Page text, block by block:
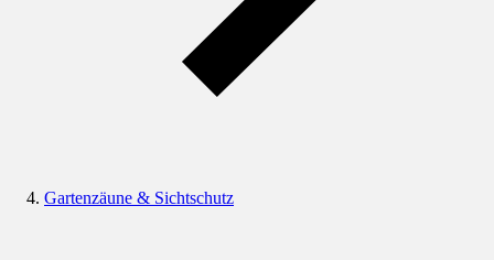
Gartenzäune & Sichtschutz